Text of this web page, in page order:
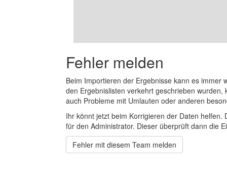
Fehler melden
Beim Importieren der Ergebnisse kann es
den Ergebnislisten verkehrt geschrieben
auch Probleme mit Umlauten oder anderen
Ihr könnt jetzt beim Korrigieren der Daten
für den Administrator. Dieser überprüft dann die
Fehler mit diesem Team melden